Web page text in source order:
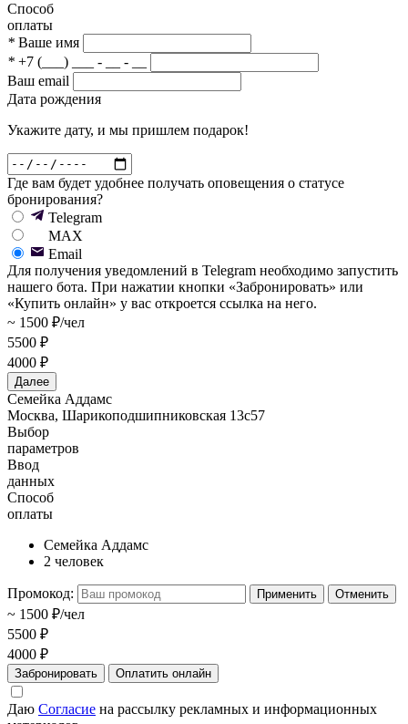
Способ
оплаты
* Ваше имя
* +7 (___) ___ - __ - __
Ваш email
Дата рождения
Укажите дату, и мы пришлем подарок!
Где вам будет удобнее получать оповещения о статусе
бронирования?
Telegram
MAX
Email
Для получения уведомлений в Telegram необходимо запустить
нашего бота. При нажатии кнопки «Забронировать» или
«Купить онлайн» у вас откроется ссылка на него.
~ 1500 ₽/чел
5500 ₽
4000 ₽
Далее
Семейка Аддамс
Москва, Шарикоподшипниковская 13с57
Выбор
параметров
Ввод
данных
Способ
оплаты
Семейка Аддамс
2 человек
Промокод: Применить Отменить
~ 1500 ₽/чел
5500 ₽
4000 ₽
Забронировать Оплатить онлайн
Даю Согласие на рассылку рекламных и информационных